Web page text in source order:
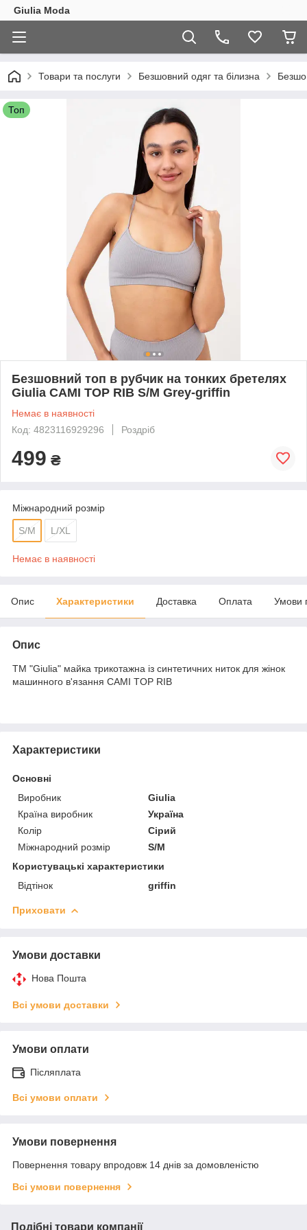
Giulia Moda
Товари та послуги Безшовний одяг та білизна
Топ
Безшовний топ в рубчик на тонких бретелях
Giulia CAMI TOP RIB S/M Grey-griffin
Немає в наявності
Код: 4823116929296
Роздріб
499 ₴
Міжнародний розмір
S/M L/XL
Немає в наявності
Опис Характеристики Доставка Оплата Умови
Опис
ТМ "Giulia" майка трикотажна із синтетичних ниток для жінок
машинного в'язання CAMI TOP RIB
Характеристики
Основні
Виробник
Giulia
Країна виробник
Україна
Колір
Сірий
Міжнародний розмір
S/M
Користувацькі характеристики
Відтінок
griffin
Приховати
Умови доставки
Нова Пошта
Всі умови доставки
Умови оплати
Післяплата
Всі умови оплати
Умови повернення
Повернення товару впродовж 14 днів за домовленістю
Всі умови повернення
Подібні товари компанії